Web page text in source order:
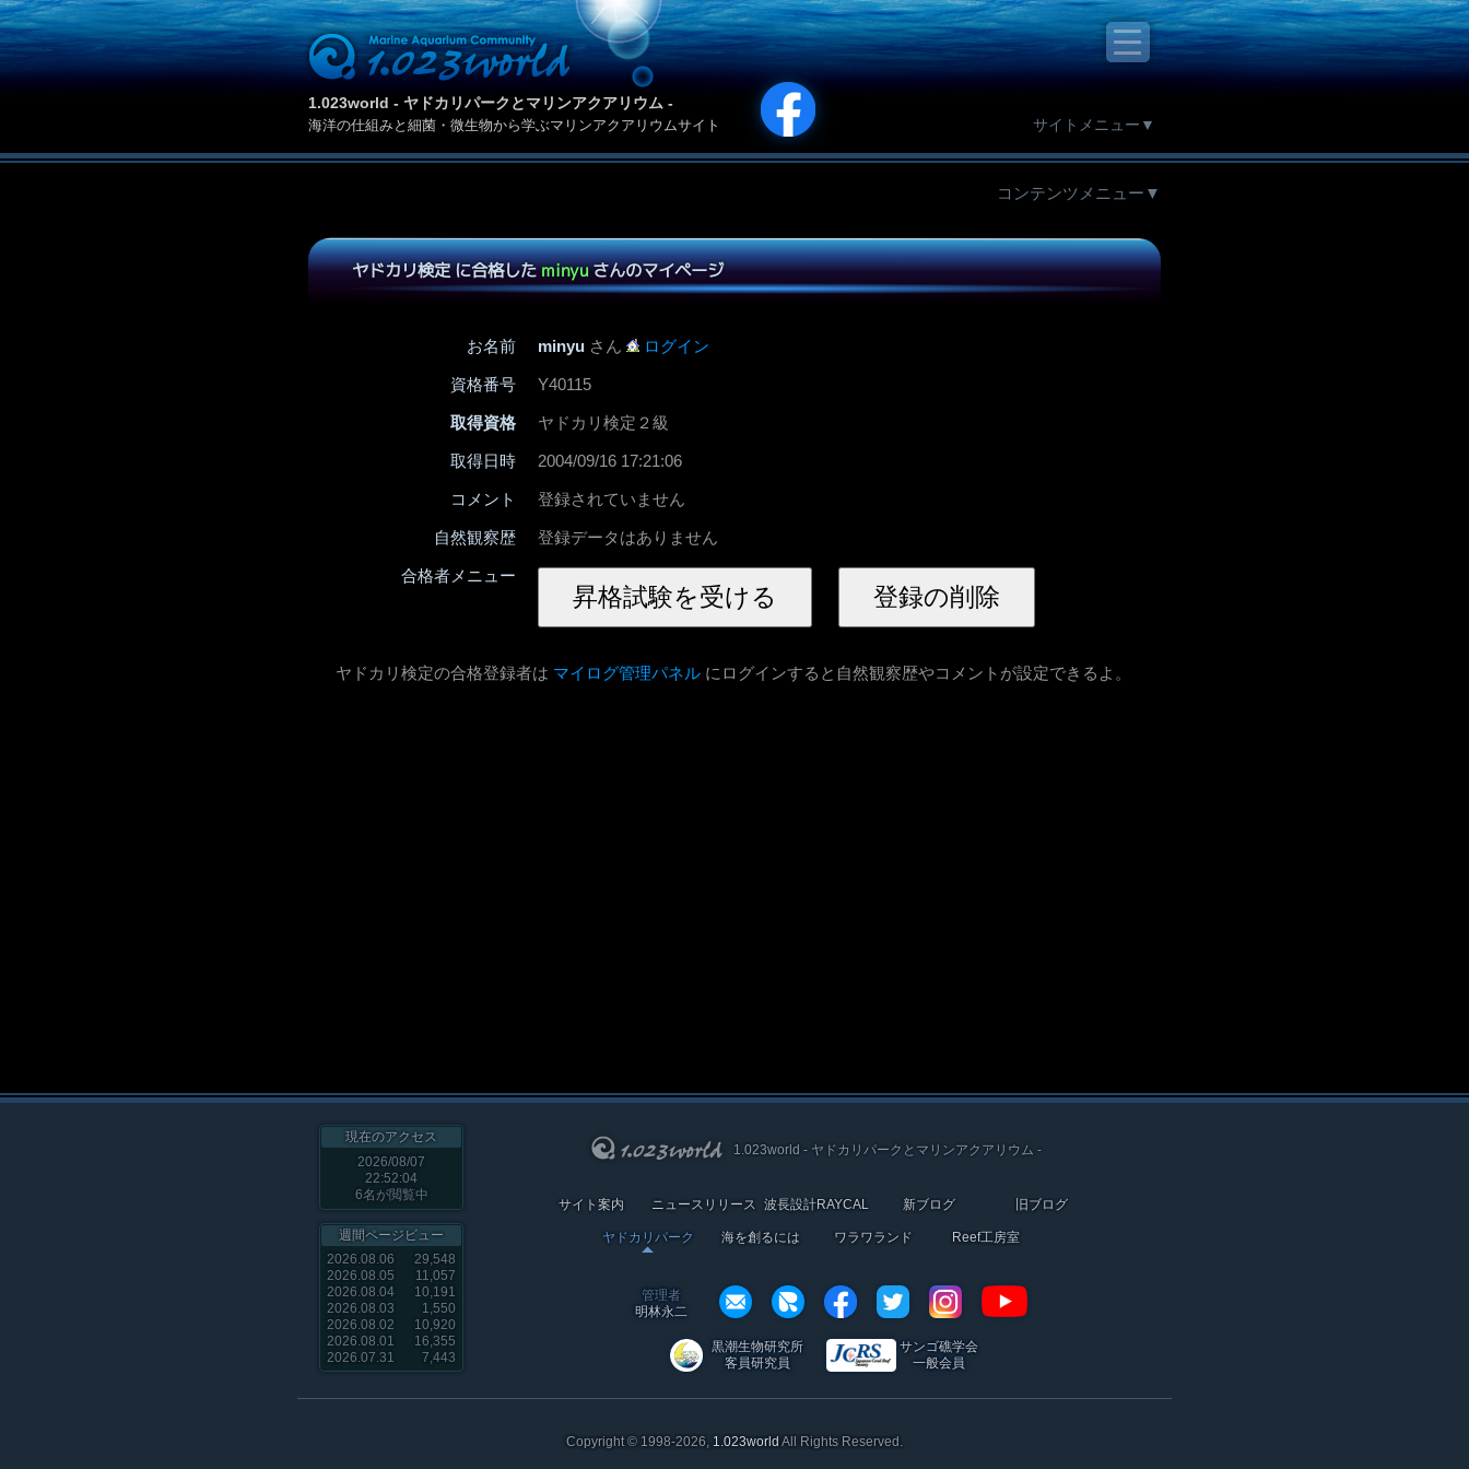
1.023world - ヤドカリパークとマリンアクアリウム -
海洋の仕組みと細菌・微生物から学ぶマリンアクアリウムサイト サイトメニュー▼
コンテンツメニュー▼
ヤドカリ検定 に合格したminyuさんのマイページ
お名前 minyu さん ログイン
資格番号 Y40115
取得資格 ヤドカリ検定２級
取得日時 2004/09/16 17:21:06
コメント 登録されていません
自然観察歴 登録データはありません
合格者メニュー
ヤドカリ検定の合格登録者は マイログ管理パネル にログインすると自然観察歴やコメントが設定できるよ。
現在のアクセス
2026/08/07
22:52:04
6名が閲覧中
週間ページビュー
2026.08.06
29,548
2026.08.05
11,057
2026.08.04
10,191
2026.08.03
1,550
2026.08.02
10,920
2026.08.01
16,355
2026.07.31
7,443
1.023world - ヤドカリパークとマリンアクアリウム -
サイト案内 ニュースリリース 波長設計RAYCAL 新ブログ 旧ブログ
ヤドカリパーク 海を創るには ワラワランド Reef工房室
管理者
明林永二
黒潮生物研究所
客員研究員
サンゴ礁学会
一般会員
Copyright © 1998-2026, 1.023world All Rights Reserved.